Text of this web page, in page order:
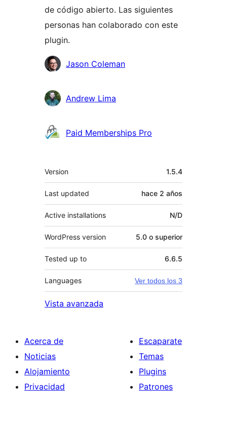
de código abierto. Las siguientes
personas han colaborado con este
plugin.
Colaboradores
Jason Coleman
Andrew Lima
Paid Memberships Pro
Meta
Version 1.5.4
Last updated hace 2 años
Active installations N/D
WordPress version 5.0 o superior
Tested up to 6.6.5
Languages Ver todos los 3
Vista avanzada
Acerca de
Noticias
Alojamiento
Privacidad
Escaparate
Temas
Plugins
Patrones